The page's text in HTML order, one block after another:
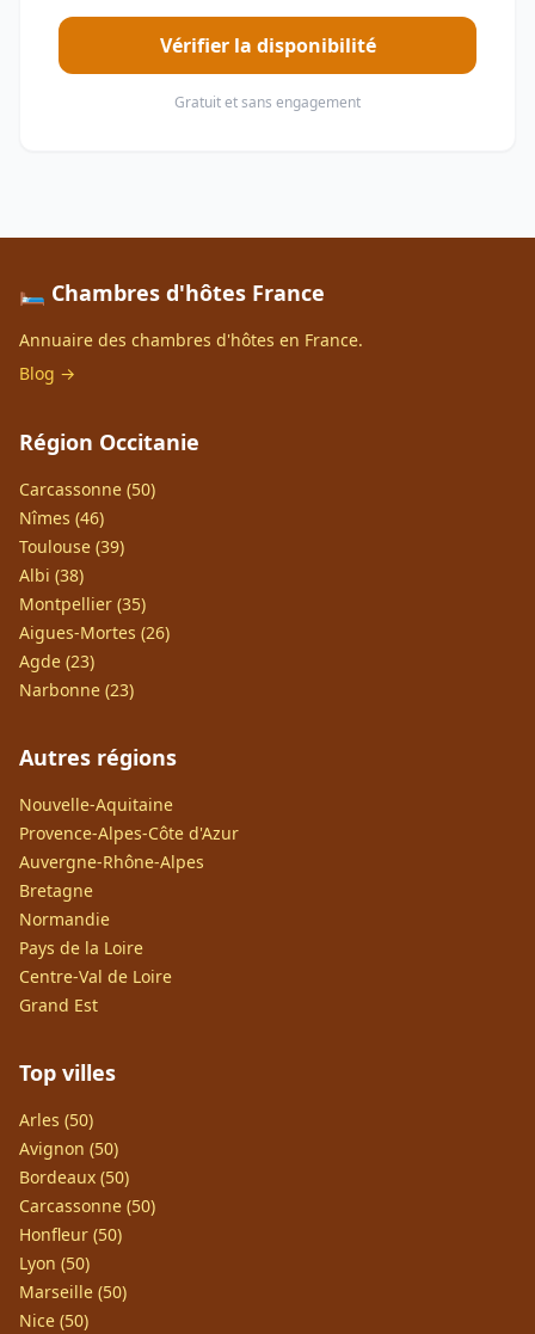
Vérifier la disponibilité
Gratuit et sans engagement
🛏️ Chambres d'hôtes France
Annuaire des chambres d'hôtes en France.
Blog →
Région Occitanie
Carcassonne (50)
Nîmes (46)
Toulouse (39)
Albi (38)
Montpellier (35)
Aigues-Mortes (26)
Agde (23)
Narbonne (23)
Autres régions
Nouvelle-Aquitaine
Provence-Alpes-Côte d'Azur
Auvergne-Rhône-Alpes
Bretagne
Normandie
Pays de la Loire
Centre-Val de Loire
Grand Est
Top villes
Arles (50)
Avignon (50)
Bordeaux (50)
Carcassonne (50)
Honfleur (50)
Lyon (50)
Marseille (50)
Nice (50)